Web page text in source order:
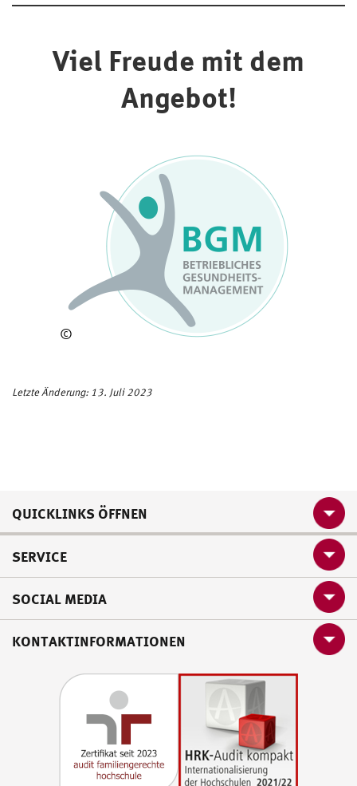
Viel Freude mit dem
Angebot!
©
Letzte Änderung: 13. Juli 2023
QUICKLINKS ÖFFNEN
SERVICE
SOCIAL MEDIA
KONTAKTINFORMATIONEN